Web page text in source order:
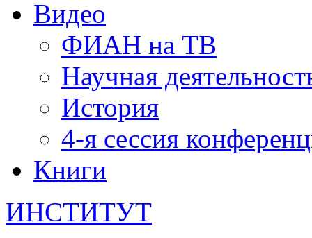
Видео
ФИАН на ТВ
Научная
История
4-я сессия
Книги
ИНСТИТУТ